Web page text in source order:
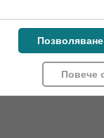
Повече